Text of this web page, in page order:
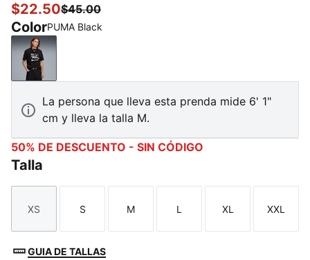
$22.50$45.00
ColorPUMA Black
PUMA Black
La persona que lleva esta prenda mide 6' 1"
cm y lleva la talla M.
50% DE DESCUENTO - SIN CÓDIGO
Talla
Talla
XS
Talla
S
Talla
M
Talla
L
Talla
XL
Talla
XXL
GUIA DE TALLAS